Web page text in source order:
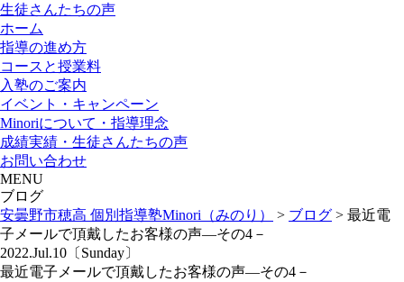
生徒さんたちの声
ホーム
指導の進め方
コースと授業料
入塾のご案内
イベント・キャンペーン
Minoriについて・指導理念
成績実績・生徒さんたちの声
お問い合わせ
MENU
ブログ
安曇野市穂高 個別指導塾Minori（みのり）
> ブログ > 最近電
子メールで頂戴したお客様の声―その4－
2022.Jul.10〔Sunday〕
最近電子メールで頂戴したお客様の声―その4－